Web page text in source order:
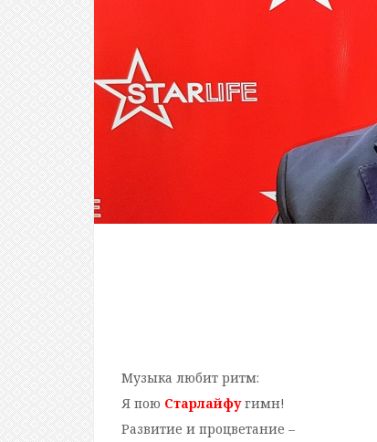
Музыка любит ритм:
Я пою Старлайфугимн!
Развитие и процветание –